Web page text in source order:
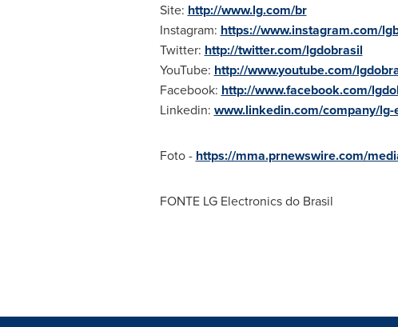
Site: http://www.lg.com/br
Instagram: https://www.instagram.com/
Twitter: http://twitter.com/lgdobrasil
YouTube: http://www.youtube.com/
Facebook: http://www.facebook.com/
Linkedin: www.linkedin.com/company/
Foto - https://mma.prnewswire.com/
FONTE LG Electronics do Brasil